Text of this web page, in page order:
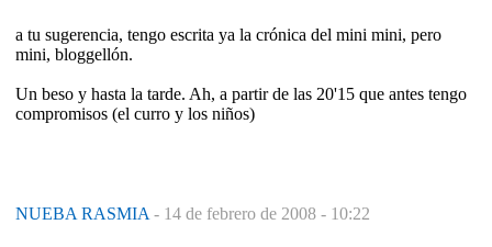
a tu sugerencia, tengo escrita ya la crónica del mini mini, pero
mini, bloggellón.
Un beso y hasta la tarde. Ah, a partir de las 20'15 que antes tengo
compromisos (el curro y los niños)
NUEBA RASMIA - 14 de febrero de 2008 - 10:22